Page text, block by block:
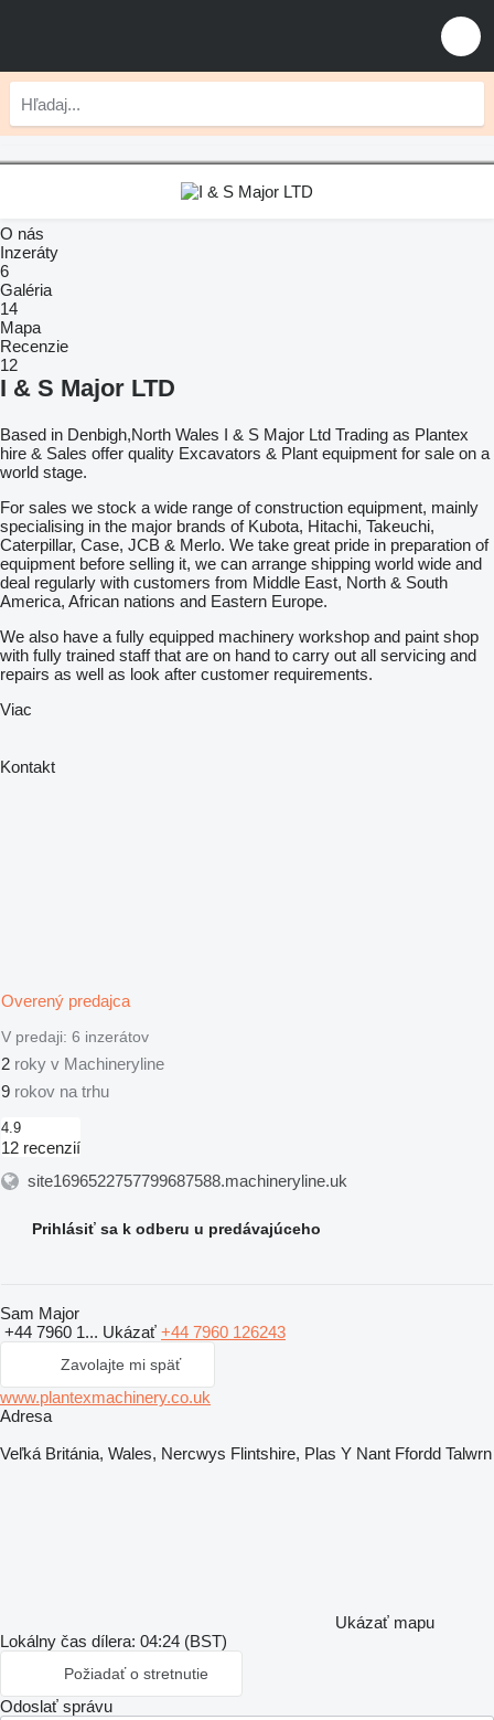
O nás
Inzeráty
6
Galéria
14
Mapa
Recenzie
12
I & S Major LTD
Based in Denbigh,North Wales I & S Major Ltd Trading as Plantex
hire & Sales offer quality Excavators & Plant equipment for sale on a
world stage.
For sales we stock a wide range of construction equipment, mainly
specialising in the major brands of Kubota, Hitachi, Takeuchi,
Caterpillar, Case, JCB & Merlo. We take great pride in preparation of
equipment before selling it, we can arrange shipping world wide and
deal regularly with customers from Middle East, North & South
America, African nations and Eastern Europe.
We also have a fully equipped machinery workshop and paint shop
with fully trained staff that are on hand to carry out all servicing and
repairs as well as look after customer requirements.
Viac
Kontakt
Overený predajca
V predaji: 6 inzerátov
2 roky v Machineryline
9 rokov na trhu
4.9
12 recenzií
site1696522757799687588.machineryline.uk
Prihlásiť sa k odberu u predávajúceho
Sam Major
+44 7960 1... Ukázať +44 7960 126243
Zavolajte mi späť
www.plantexmachinery.co.uk
Adresa
Veľká Británia, Wales, Nercwys Flintshire, Plas Y Nant Ffordd Talwrn
Ukázať mapu
Lokálny čas dílera: 04:24 (BST)
Požiadať o stretnutie
Odoslať správu